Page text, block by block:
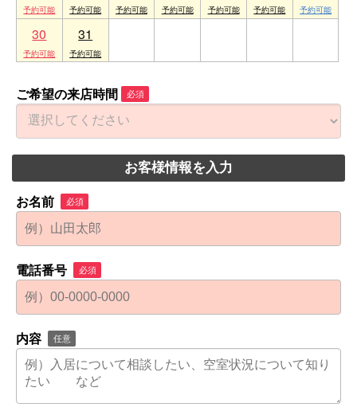
30 31
ご希望の来店時間 必須
お客様情報を入力
お名前 必須
電話番号 必須
内容 任意